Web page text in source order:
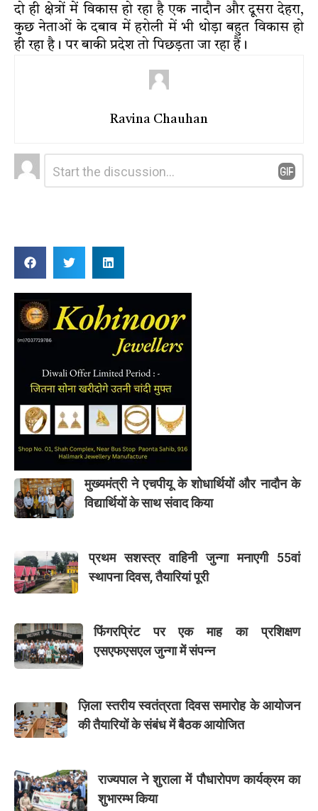
दो ही क्षेत्रों में विकास हो रहा है एक नादौन और दूसरा देहरा,
कुछ नेताओं के दबाव में हरोली में भी थोड़ा बहुत विकास हो
ही रहा है। पर बाकी प्रदेश तो पिछड़ता जा रहा हैं।
Ravina Chauhan
Leave
a
Comment
मुख्यमंत्री ने एचपीयू के शोधार्थियों और नादौन के
विद्यार्थियों के साथ संवाद किया
प्रथम सशस्त्र वाहिनी जुन्गा मनाएगी 55वां
स्थापना दिवस, तैयारियां पूरी
फिंगरप्रिंट पर एक माह का प्रशिक्षण
एसएफएसएल जुन्गा में संपन्न
ज़िला स्तरीय स्वतंत्रता दिवस समारोह के आयोजन
की तैयारियों के संबंध में बैठक आयोजित
राज्यपाल ने शुराला में पौधारोपण कार्यक्रम का
शुभारम्भ किया